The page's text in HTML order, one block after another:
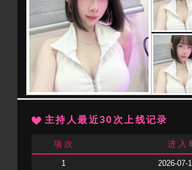
主持人最近30次上线记录
项 次 进 入
1 2026-07-